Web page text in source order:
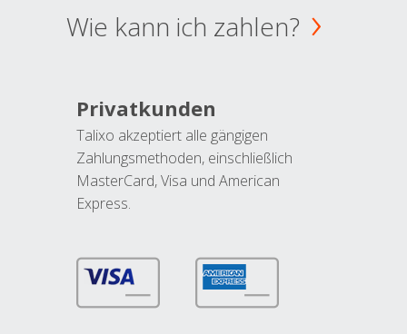
Wie kann ich zahlen?
Privatkunden
Talixo akzeptiert alle gängigen
Zahlungsmethoden, einschließlich
MasterCard, Visa und American
Express.